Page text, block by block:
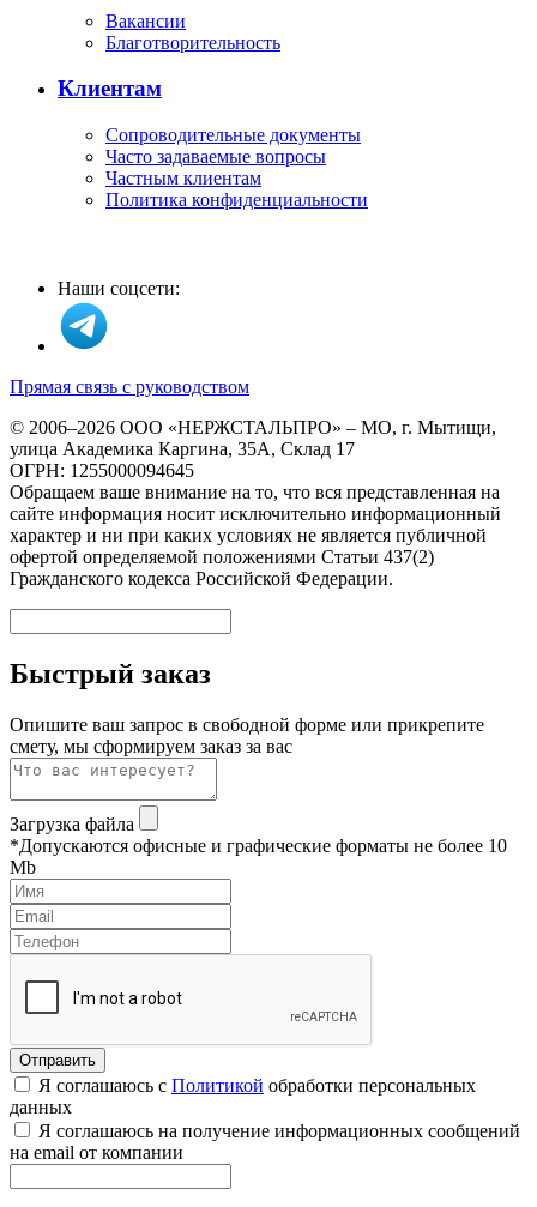
Вакансии
Благотворительность
Клиентам
Сопроводительные документы
Часто задаваемые вопросы
Частным клиентам
Политика конфиденциальности
Наши соцсети:
Прямая связь с руководством
© 2006–2026 ООО «НЕРЖСТАЛЬПРО» – МО, г. Мытищи,
улица Академика Каргина, 35А, Склад 17
ОГРН: 1255000094645
Обращаем ваше внимание на то, что вся представленная на
сайте информация носит исключительно информационный
характер и ни при каких условиях не является публичной
офертой определяемой положениями Статьи 437(2)
Гражданского кодекса Российской Федерации.
Быстрый заказ
Опишите ваш запрос в свободной форме или прикрепите
смету, мы сформируем заказ за вас
Загрузка файла
*Допускаются офисные и графические форматы не более 10
Mb
Я соглашаюсь с Политикой обработки персональных
данных
Я соглашаюсь на получение информационных сообщений
на email от компании